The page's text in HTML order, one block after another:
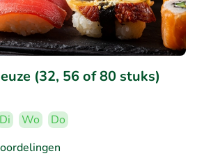
(32, 56 of 80 stuks)
Di Wo
Do